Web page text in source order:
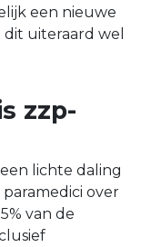
een nieuwe
uiteraard wel
zzp-
lichte daling
over
van de